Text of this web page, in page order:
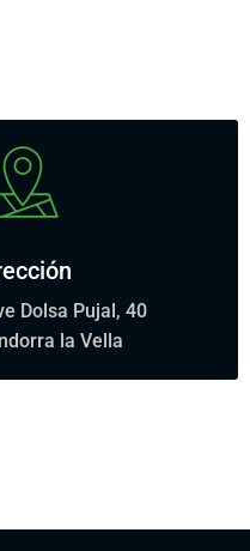
Dolsa Pujal, 40
la Vella